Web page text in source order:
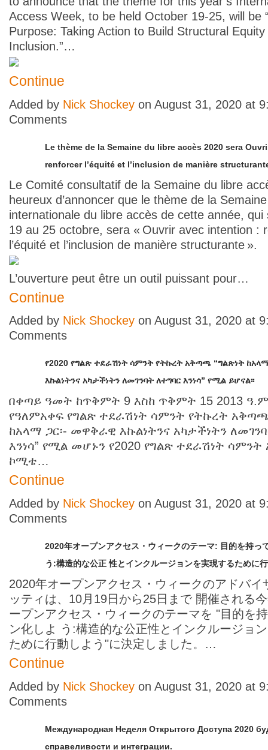
Access Week, to be held October 19-25, will be
Purpose: Taking Action to Build Structural Equity
Inclusion.”…
Continue
Added by Nick Shockey on August 31, 2020 at
Comments
Le thème de la Semaine du libre accès 2020 sera
renforcer l’équité et l’inclusion de manière
Le Comité consultatif de la Semaine du libre
heureux d’annoncer que le thème de la Semaine
internationale du libre accès de cette année, qui
19 au 25 octobre, sera « Ouvrir avec intention :
l’équité et l’inclusion de manière structurante ».
L’ouverture peut être un outil puissant pour…
Continue
Added by Nick Shockey on August 31, 2020 at
Comments
የ2020 የግልጽ ተደራሽነት ሳምንት የትኩረት አቅጣጫ “ግልጽነት
እኩልነትንና አካታችነትን ለመገንባት ለተግባር እንነሳ” የሚል ይሆናል፡፡
በቀጣይ ዓመት ከጥቅምት 9 እስከ ጥቅምት 15 2013 ዓ.
የዓለምአቀፍ የግልጽ ተደራሽነት ሳምንት የትኩረት
ከአላማ ጋር፡- መዋቅራዊ እኩልነትንና አካታችነትን
እንነሳ” የሚል መሆኑን የ2020 የግልጽ ተደራሽነት ሳምንት
ኮሚቴ…
Continue
Added by Nick Shockey on August 31, 2020 at
Comments
2020年オープンアクセス・ウィークのテーマ: 目的を持っ
う:構造的な公正 性とインクルージョンを実現するために
2020年オープンアクセス・ウィークのアドバイ
ッティは、 10月 19日から25日まで 開催される
ープンアクセス・ウィークのテーマを "目的を
ン化しよ う:構造的な公正性とインクルージョ
ために行動しよう "に決定しました。…
Continue
Added by Nick Shockey on August 31, 2020 at
Comments
Международная Неделя Открытого Доступа 2020
справеливости и интеграции.